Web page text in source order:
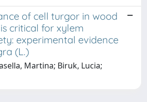
of cell turgor in wood
critical for xylem
experimental evidence
(L.)
Martina; Biruk, Lucia;